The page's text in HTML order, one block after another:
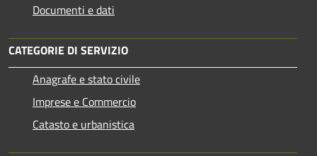
Documenti e dati
CATEGORIE DI SERVIZIO
Anagrafe e stato civile
Imprese e Commercio
Catasto e urbanistica